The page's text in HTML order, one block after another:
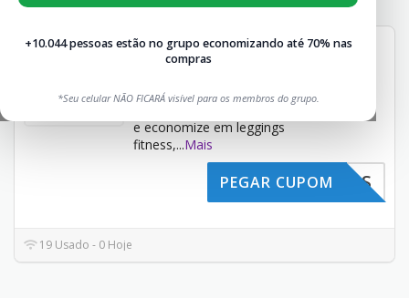
+10.044 pessoas estão no grupo economizando até 70% nas
compras
*Seu celular NÃO FICARÁ visível para os membros do grupo.
Cupom Yoga Online de 5%
OFF válido hoje!
CUPONS
Aproveite o cupom Yoga Online
e economize em leggings
fitness,...Mais
EACHADOS
PEGAR CUPOM
19 Usado - 0 Hoje